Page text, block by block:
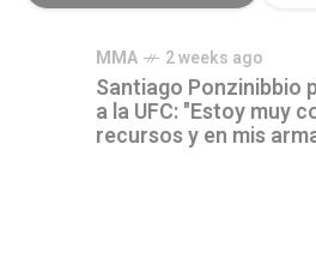
MMA 2 weeks ago
Santiago Ponzinibbio
a la UFC: "Estoy muy
recursos y en mis